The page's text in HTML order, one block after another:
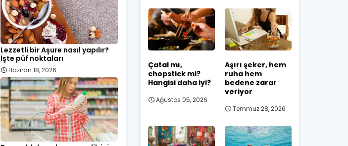
Lezzetli bir Aşure nasıl yapılır?
İşte püf noktaları
Haziran 18, 2026
Çatal mı,
chopstick mi?
Hangisi daha iyi?
Ağustos 05, 2026
Aşırı şeker, hem
ruha hem
bedene zarar
veriyor
Temmuz 28, 2026